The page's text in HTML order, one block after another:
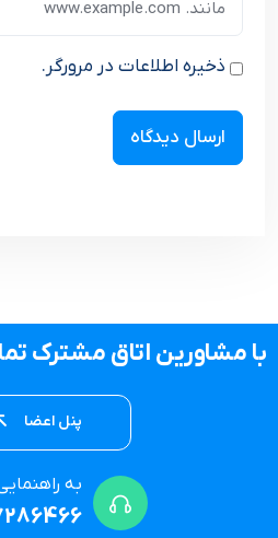
ذخیره اطلاعات در مرورگر.
با مشاورین اتاق مشترک
پنل اعضا
به